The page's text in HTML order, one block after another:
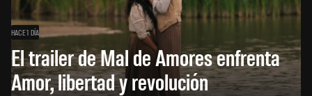
HACE 1 DÍA
El trailer de Mal de Amores enfrenta
Amor, libertad y revolución